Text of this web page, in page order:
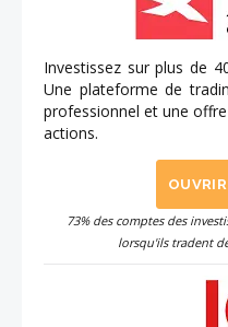
Investissez sur plus de
Une plateforme de
professionnel et une
actions.
73% des comptes des
lorsqu'ils tradent